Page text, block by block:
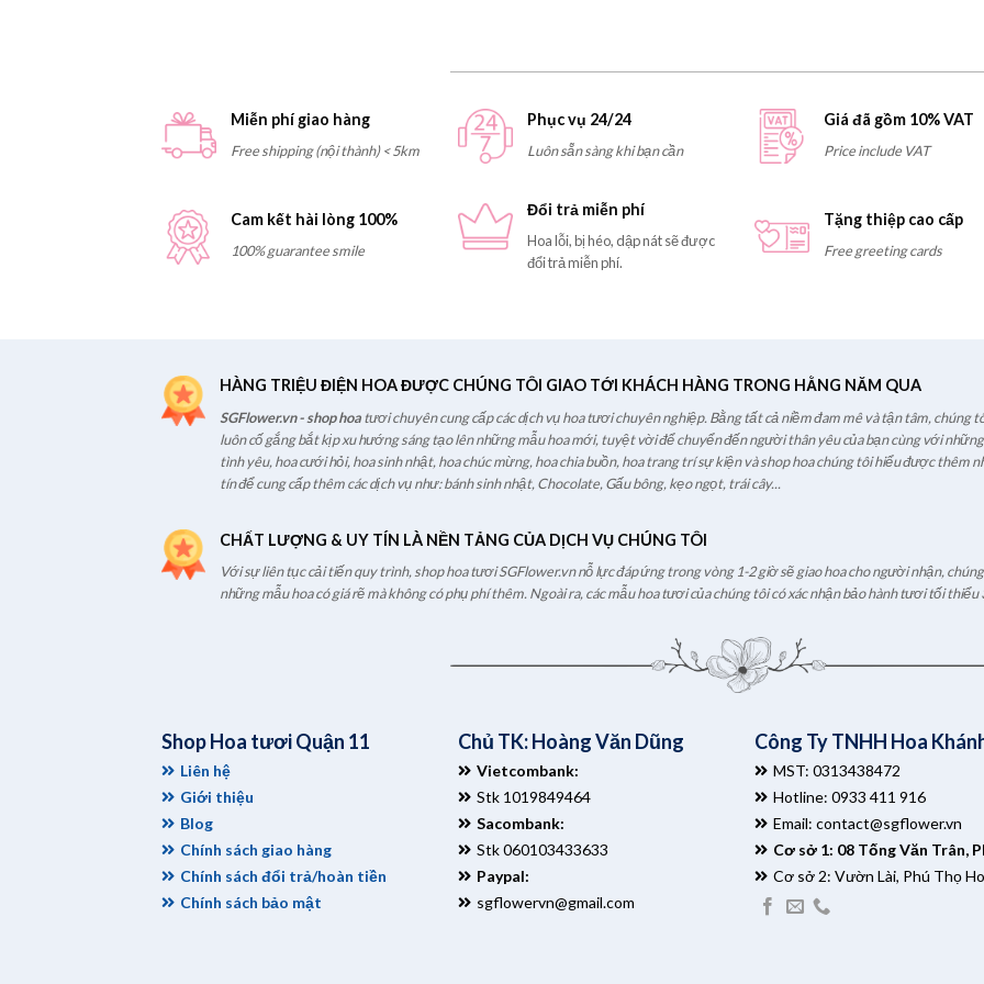
Miễn phí giao hàng
Free shipping (nội thành) < 5km
Phục vụ 24/24
Luôn sẵn sàng khi bạn cần
Giá đã gồm 10% VAT
Price include VAT
Cam kết hài lòng 100%
100% guarantee smile
Đổi trả miễn phí
Hoa lỗi, bị héo, dập nát sẽ được
đổi trả miễn phí.
Tặng thiệp cao cấp
Free greeting cards
HÀNG TRIỆU ĐIỆN HOA ĐƯỢC CHÚNG TÔI GIAO TỚI KHÁCH HÀNG TRONG HẰNG NĂM QUA
SGFlower.vn - shop hoatươi chuyên cung cấp các dịch vụ hoa tươi chuyên nghiệp. Bằng tất cả niềm đam mê và tận tâm, chúng
luôn cố gắng bắt kịp xu hướng sáng tạo lên những mẫu hoa mới, tuyệt vời để chuyển đến người thân yêu của bạn cùng với
tình yêu, hoa cưới hỏi, hoa sinh nhật, hoa chúc mừng, hoa chia buồn, hoa trang trí sự kiện và shop hoa chúng tôi hiểu được thêm
tín để cung cấp thêm các dịch vụ như: bánh sinh nhật, Chocolate, Gấu bông, kẹo ngọt, trái cây...
CHẤT LƯỢNG & UY TÍN LÀ NỀN TẢNG CỦA DỊCH VỤ CHÚNG TÔI
Với sự liên tục cải tiến quy trình, shop hoa tươi SGFlower.vn nỗ lực đáp ứng trong vòng 1-2 giờ sẽ giao hoa cho người nhận,
những mẫu hoa có giá rẽ mà không có phụ phí thêm. Ngoài ra, các mẫu hoa tươi của chúng tôi có xác nhận bảo hành tươi tối
Shop Hoa tươi Quận 11
Liên hệ
Giới thiệu
Blog
Chính sách giao hàng
Chính sách đổi trả/hoàn tiền
Chính sách bảo mật
Chủ TK: Hoàng Văn Dũng
Vietcombank:
Stk 1019849464
Sacombank:
Stk 060103433633
Paypal:
sgflowervn@gmail.com
Công Ty TNHH Hoa
MST: 0313438472
Hotline: 0933 411 916
Email: contact@sgflower.vn
Cơ sở 1: 08 Tống Văn Trân,
Cơ sở 2: Vườn Lài, Phú Thọ